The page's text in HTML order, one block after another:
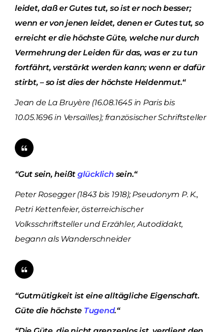
leidet, daß er Gutes tut, so ist er noch besser;
wenn er von jenen leidet, denen er Gutes tut, so
erreicht er die höchste Güte, welche nur durch
Vermehrung der Leiden für das, was er zu tun
fortfährt, verstärkt werden kann; wenn er dafür
stirbt, – so ist dies der höchste Heldenmut.“
Jean de La Bruyère (16.08.1645 in Paris bis
10.05.1696 in Versailles); französischer Schriftsteller
“Gut sein, heißt glücklich sein.“
Peter Rosegger (1843 bis 1918); Pseudonym P. K.,
Petri Kettenfeier, österreichischer
Volksschriftsteller und Erzähler, Autodidakt,
begann als Wanderschneider
“Gutmütigkeit ist eine alltägliche Eigenschaft.
Güte die höchste Tugend.“